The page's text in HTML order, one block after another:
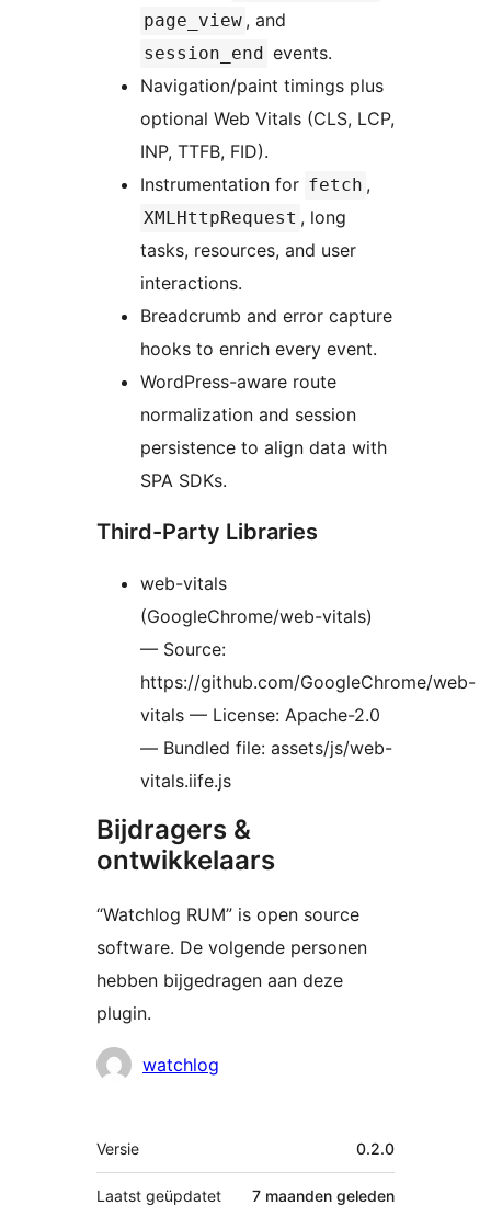
page_view , and
session_end events.
Navigation/paint timings plus
optional Web Vitals (CLS, LCP,
INP, TTFB, FID).
Instrumentation for fetch ,
XMLHttpRequest , long
tasks, resources, and user
interactions.
Breadcrumb and error capture
hooks to enrich every event.
WordPress-aware route
normalization and session
persistence to align data with
SPA SDKs.
Third-Party Libraries
web-vitals
(GoogleChrome/web-vitals)
— Source:
https://github.com/GoogleChrome/web-
vitals — License: Apache-2.0
— Bundled file: assets/js/web-
vitals.iife.js
Bijdragers &
ontwikkelaars
“Watchlog RUM” is open source
software. De volgende personen
hebben bijgedragen aan deze
plugin.
Bijdragerswatchlog
Meta
Versie 0.2.0
Laatst geüpdatet 7 maanden geleden